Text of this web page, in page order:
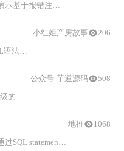
用#{}、输入校验、最小权限数据库账号）及纵深防御策略，强调
及XML
小红姐产房故事 206
为查询
公众号-芋道源码 508
的id唯一标识SQL，以
地推 1068